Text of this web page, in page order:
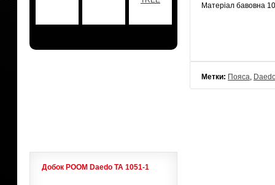
Добок POOM Daedo ТА 1051-1
Матеріал бавовна
Метки: Пояса,